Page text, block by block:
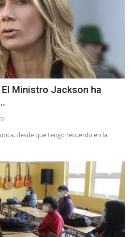
Ministro Jackson ha
desde que tengo recuerdo en la